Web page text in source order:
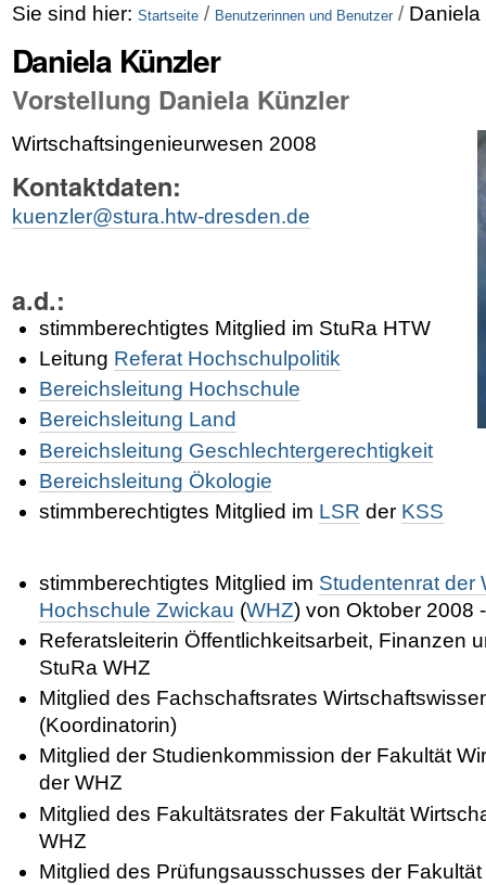
Sie sind hier: Startseite / Benutzerinnen und Benutzer /
Daniela Künzler
Vorstellung Daniela Künzler
Wirtschaftsingenieurwesen 2008
Kontaktdaten:
kuenzler@stura.htw-dresden.de
a.d.:
stimmberechtigtes Mitglied im StuRa HTW
Leitung Referat Hochschulpolitik
Bereichsleitung Hochschule
Bereichsleitung Land
Bereichsleitung Geschlechtergerechtigkeit
Bereichsleitung Ökologie
stimmberechtigtes Mitglied im LSR der KSS
stimmberechtigtes Mitglied im Studentenrat der
Hochschule Zwickau (WHZ) von Oktober 2008
Referatsleiterin Öffentlichkeitsarbeit, Finanzen
StuRa WHZ
Mitglied des Fachschaftsrates
(Koordinatorin)
Mitglied der Studienkommission der Fakultät
der WHZ
Mitglied des Fakultätsrates der Fakultät
WHZ
Mitglied des Prüfungsausschusses der Fakultät